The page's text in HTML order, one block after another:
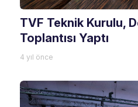
TVF Teknik Kurulu,
Toplantısı Yaptı
4 yıl önce